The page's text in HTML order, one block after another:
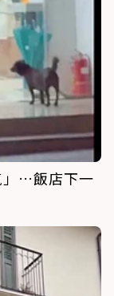
」…飯店下一